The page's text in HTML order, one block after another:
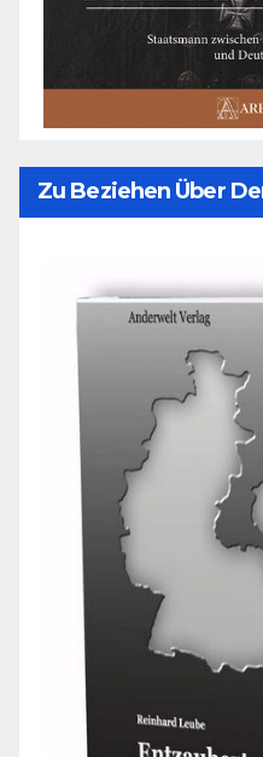
Zu Beziehen Über